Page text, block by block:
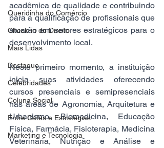
Queridinha do Comércio
Check-in do Direito
Mais Lidas
Destaque
Celebridades
Coluna Social
Entre Cafés e Estratégias
Marketing e Tecnologia
acadêmica de qualidade e contribuindo
para a qualificação de profissionais que
atuarão em setores estratégicos para o
desenvolvimento local.
Neste primeiro momento, a instituição
inicia suas atividades oferecendo
cursos presenciais e semipresenciais
nas áreas de Agronomia, Arquitetura e
Urbanismo, Biomedicina, Educação
Física, Farmácia, Fisioterapia, Medicina
Veterinária, Nutrição e Análise e